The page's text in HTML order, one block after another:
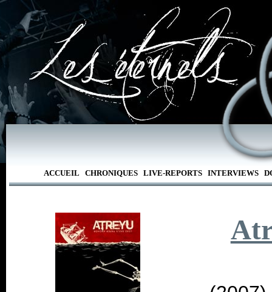
ACCUEIL CHRONIQUES LIVE-REPORTS INTERVIEWS